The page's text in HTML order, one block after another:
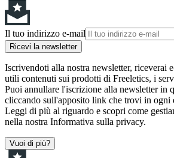
Il tuo indirizzo e-mail
Ricevi la newsletter
Iscrivendoti alla nostra newsletter, riceverai
utili contenuti sui prodotti di Freeletics, i
Puoi annullare l'iscrizione alla newsletter in
cliccando sull'apposito link che trovi in ogni
Leggi di più al riguardo e scopri come
nella nostra Informativa sulla privacy.
Vuoi di più?